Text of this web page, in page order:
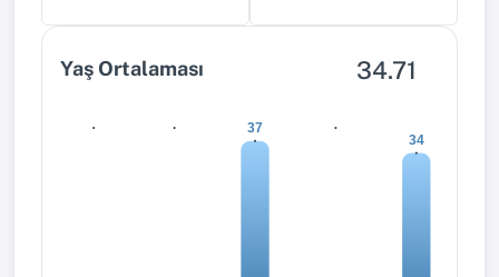
Yaş Ortalaması 34.71
37
34